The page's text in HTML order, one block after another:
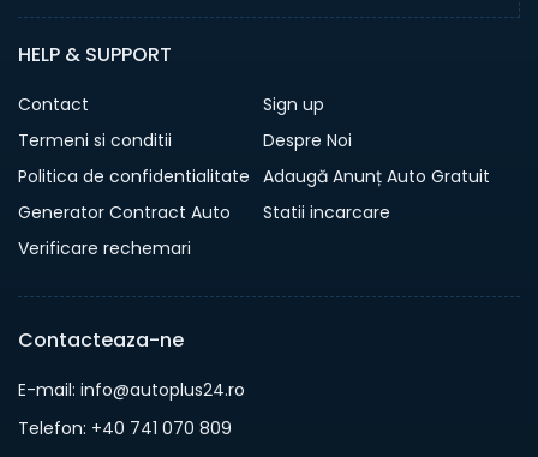
HELP & SUPPORT
Contact
Sign up
Termeni si conditii
Despre Noi
Politica de confidentialitate Adaugă Anunț Auto Gratuit
Generator Contract Auto
Statii incarcare
Verificare rechemari
Contacteaza-ne
E-mail: info@autoplus24.ro
Telefon: +40 741 070 809